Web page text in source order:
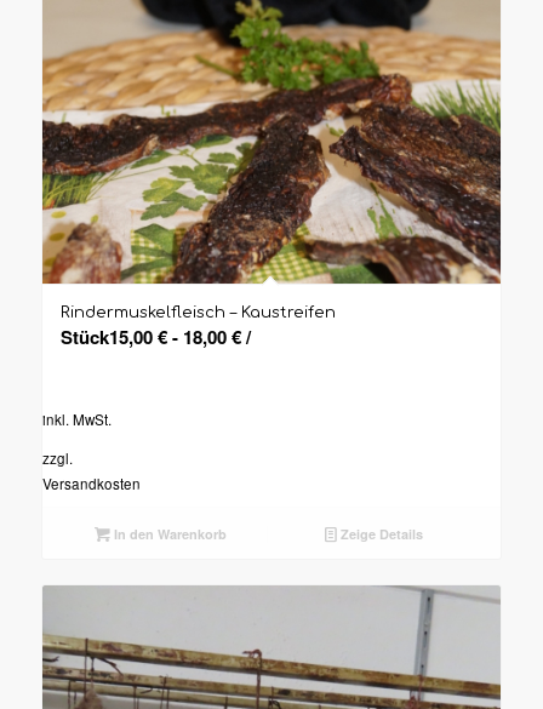
Rindermuskelfleisch – Kaustreifen
15,00€- 18,00€ /
Stück
inkl. MwSt.
zzgl.
Versandkosten
In den Warenkorb Zeige Details